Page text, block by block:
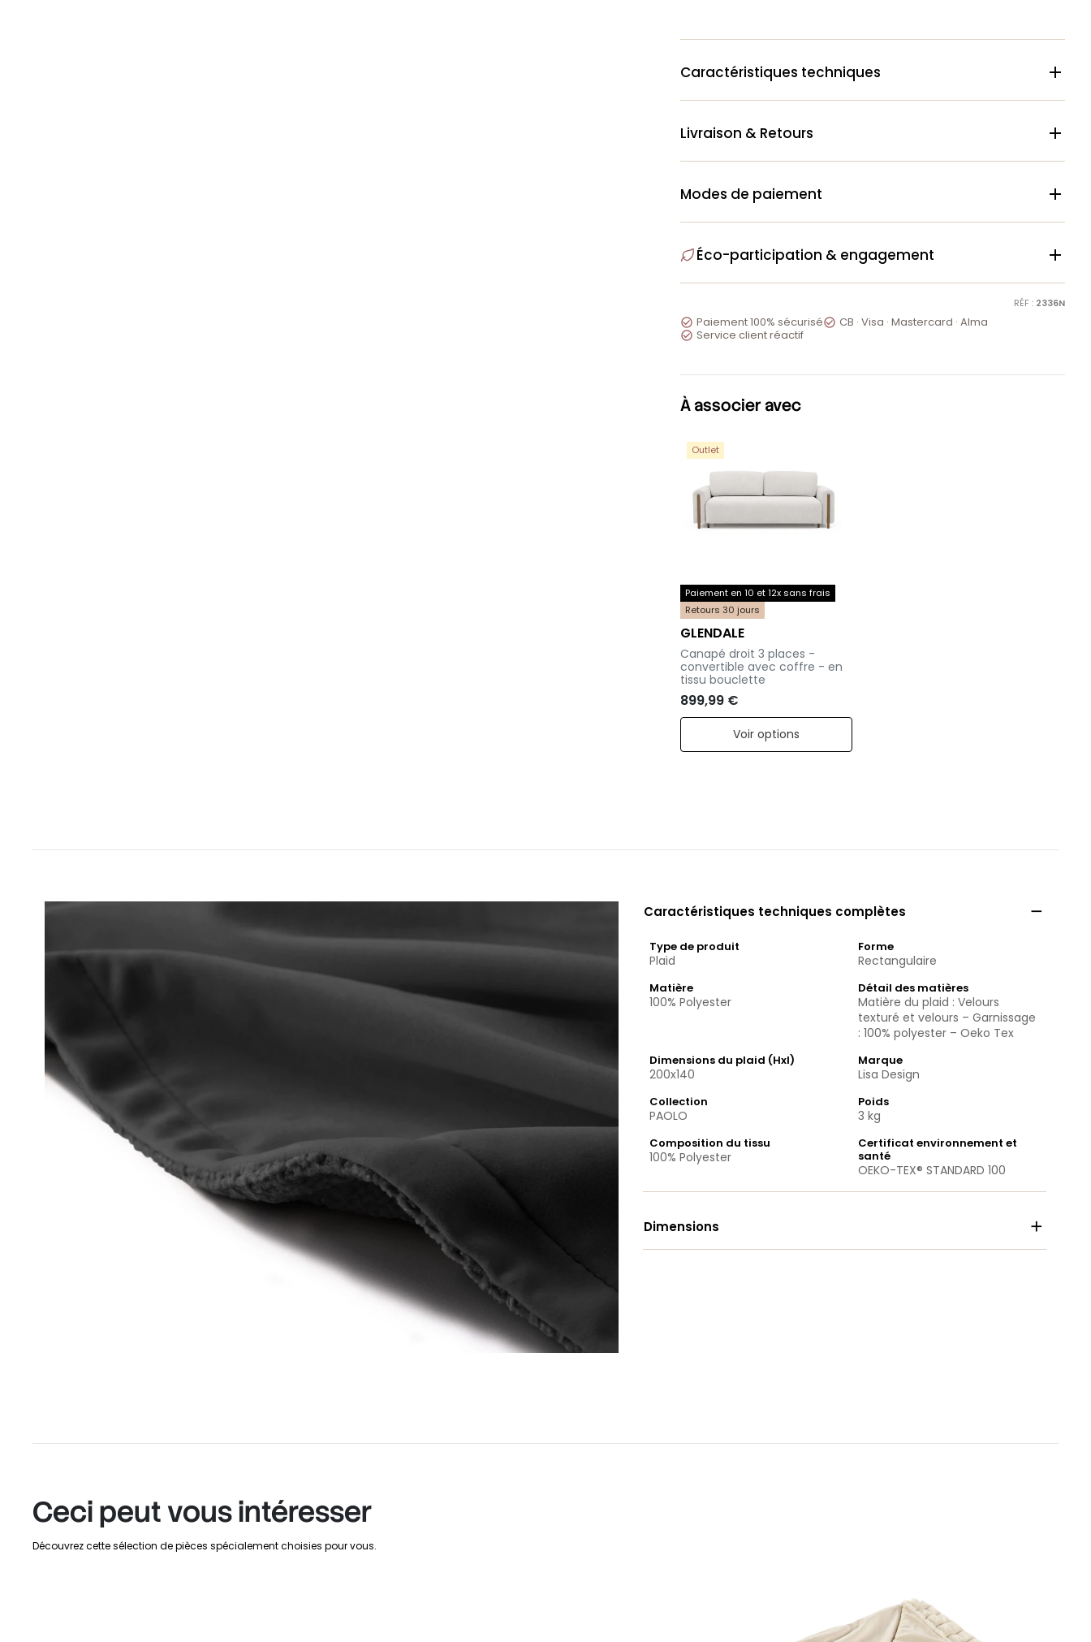
Caractéristiques techniques 
Livraison & Retours 
Modes de paiement 
Éco-participation & engagement 
RÉF : 2336N
 Paiement 100% sécurisé CB · Visa · Mastercard · Alma
 Service client réactif
À associer avec
Outlet
Paiement en 10 et 12x sans frais
Retours 30 jours
GLENDALE
-
Canapé droit 3 places -
convertible avec coffre - en
tissu bouclette
899,99 €
Voir options
Caractéristiques techniques complètes 
Type de produit
Plaid
Forme
Rectangulaire
Matière
100% Polyester
Détail des matières
Matière du plaid : Velours
texturé et velours – Garnissage
: 100% polyester – Oeko Tex
Dimensions du plaid (Hxl)
200x140
Marque
Lisa Design
Collection
PAOLO
Poids
3 kg
Composition du tissu
100% Polyester
Certificat environnement et
santé
OEKO-TEX® STANDARD 100
Dimensions 
Ceci peut vous intéresser
Découvrez cette sélection de pièces spécialement choisies pour vous.